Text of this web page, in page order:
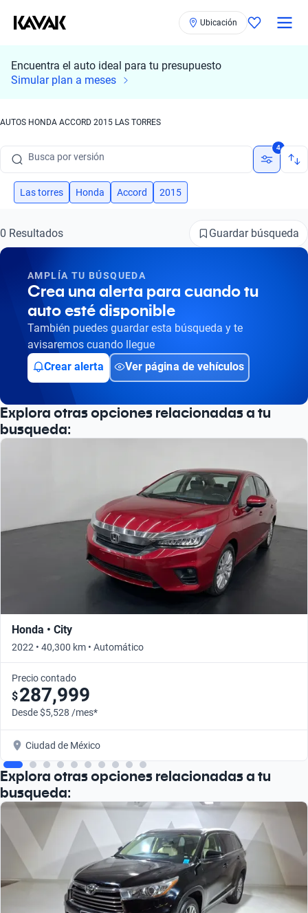
Ubicación
Encuentra el auto ideal para tu presupuesto
Simular plan a meses
AUTOS HONDA ACCORD 2015 LAS TORRES
Busca por marca
Busca por año
Busca por marca
Busca por versión
Busca por año
4
Las torres Honda Accord 2015
0 Resultados Guardar búsqueda
AMPLÍA TU BÚSQUEDA
Crea una alerta para cuando tu
auto esté disponible
También puedes guardar esta búsqueda y te
avisaremos cuando llegue
Crear alerta
Ver página de vehículos
Explora otras opciones relacionadas a tu
busqueda:
Honda • City
2022 • 40,300 km • Automático
Precio contado
$287,999
Desde $5,528 /mes*
Ciudad de México
Explora otras opciones relacionadas a tu
busqueda: